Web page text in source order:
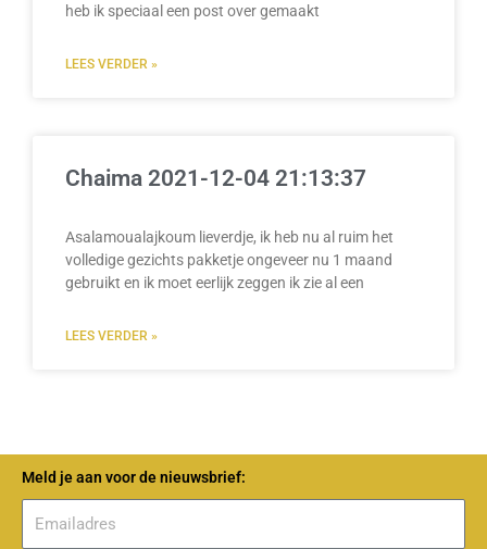
heb ik speciaal een post over gemaakt
LEES VERDER »
Chaima 2021-12-04 21:13:37
Asalamoualajkoum lieverdje, ik heb nu al ruim het
volledige gezichts pakketje ongeveer nu 1 maand
gebruikt en ik moet eerlijk zeggen ik zie al een
LEES VERDER »
Meld je aan voor de nieuwsbrief: